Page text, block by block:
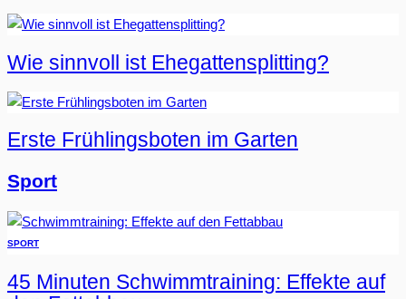
Wie sinnvoll ist Ehegattensplitting?
Erste Frühlingsboten im Garten
Sport
SPORT
45 Minuten Schwimmtraining: Effekte auf